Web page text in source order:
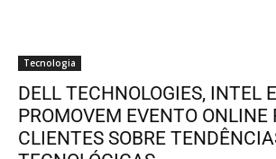
Tecnologia
DELL TECHNOLOGIES, INTEL
PROMOVEM EVENTO ONLINE
CLIENTES SOBRE